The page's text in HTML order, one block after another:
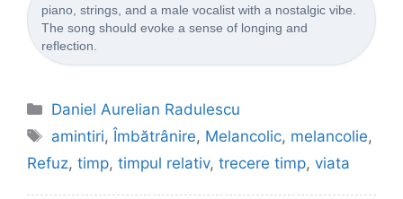
piano, strings, and a male vocalist with a nostalgic vibe.
The song should evoke a sense of longing and
reflection.
Categorii
Daniel Aurelian Radulescu
Etichete
amintiri, Îmbătrânire, Melancolic, melancolie,
Refuz, timp, timpul relativ, trecere timp, viata